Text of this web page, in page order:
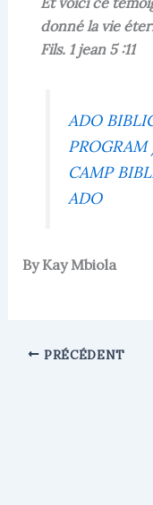
donné la vie
Fils. 1 jean 5 :11
ADO
CAMP
ADO
By Kay Mbiola
PRÉCÉDENT